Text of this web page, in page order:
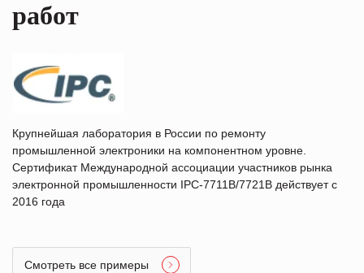
работ
Крупнейшая лаборатория в России по ремонту
промышленной электроники на компонентном уровне.
Сертификат Международной ассоциации участников рынка
электронной промышленности IPC-7711B/7721B действует с
2016 года
Смотреть все примеры